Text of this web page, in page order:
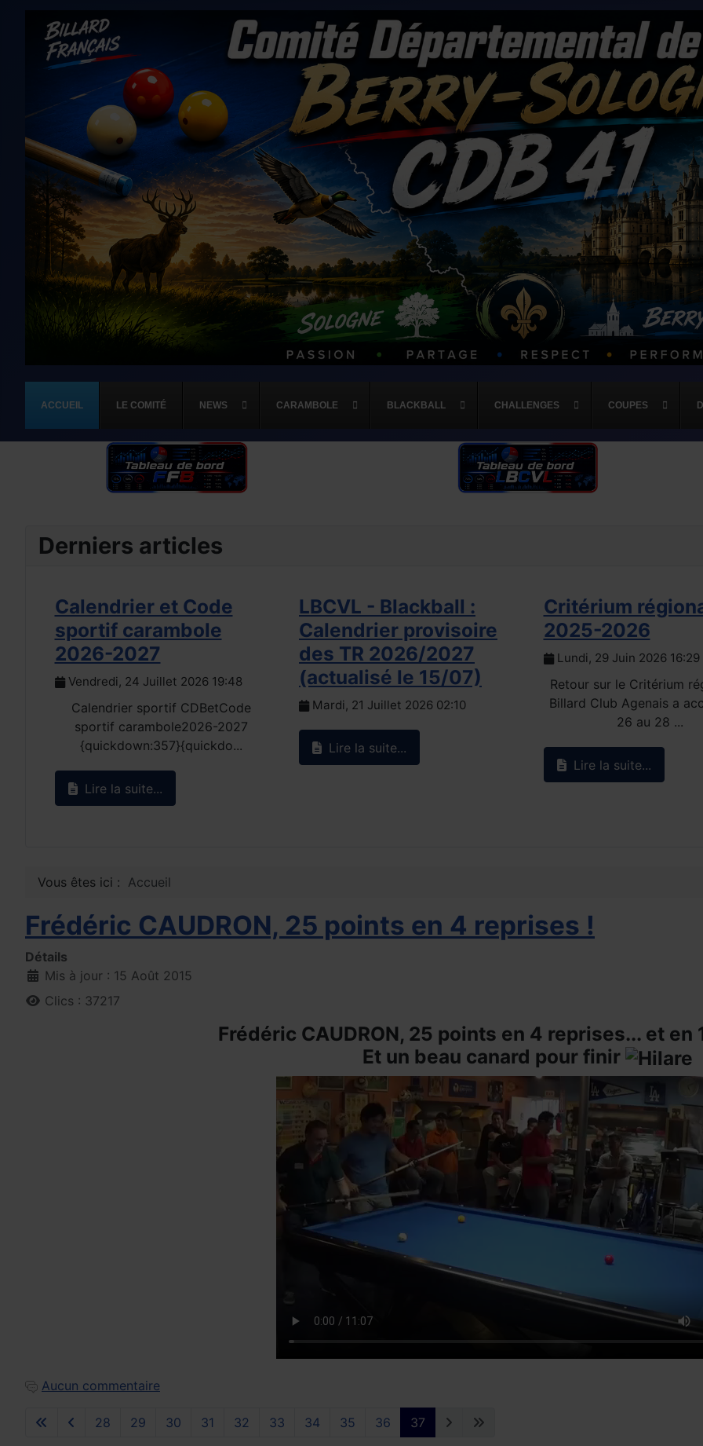
ACCUEIL LE COMITÉ NEWS CARAMBOLE BLACKBALL CHALLENGES COUPES
Derniers articles
Calendrier et Code
sportif carambole
2026-2027
Vendredi, 24 Juillet 2026 19:48
Calendrier sportif CDBetCode
sportif carambole2026-2027
{quickdown:357}{quickdo...
Lire la suite...
LBCVL - Blackball :
Calendrier provisoire
des TR 2026/2027
(actualisé le 15/07)
Mardi, 21 Juillet 2026 02:10
Lire la suite...
Critérium
2025-2026
Lundi, 29 Juin 2026 16:29
Retour sur le Critérium
Billard Club Agenais a
26 au 28 ...
Lire la suite...
Vous êtes ici : Accueil
Frédéric CAUDRON, 25 points en 4 reprises !
Détails
Mis à jour : 15 Août 2015
Clics : 37217
Frédéric CAUDRON, 25 points en 4 reprises... et en
Et un beau canard pour finir
Aucun commentaire
28 29 30 31 32 33 34 35 36 37